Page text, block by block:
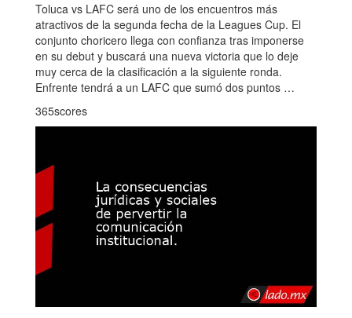
Toluca vs LAFC será uno de los encuentros más
atractivos de la segunda fecha de la Leagues Cup. El
conjunto choricero llega con confianza tras imponerse
en su debut y buscará una nueva victoria que lo deje
muy cerca de la clasificación a la siguiente ronda.
Enfrente tendrá a un LAFC que sumó dos puntos …
365scores